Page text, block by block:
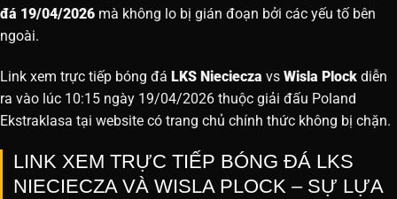
đá 19/04/2026 mà không lo bị gián đoạn bởi các yếu tố bên
ngoài.
Link xem trực tiếp bóng đá LKS Nieciecza vs Wisla Plock diễn
ra vào lúc 10:15 ngày 19/04/2026 thuộc giải đấu Poland
Ekstraklasa tại website có trang chủ chính thức không bị chặn.
LINK XEM TRỰC TIẾP BÓNG ĐÁ LKS
NIECIECZA VÀ WISLA PLOCK – SỰ LỰA